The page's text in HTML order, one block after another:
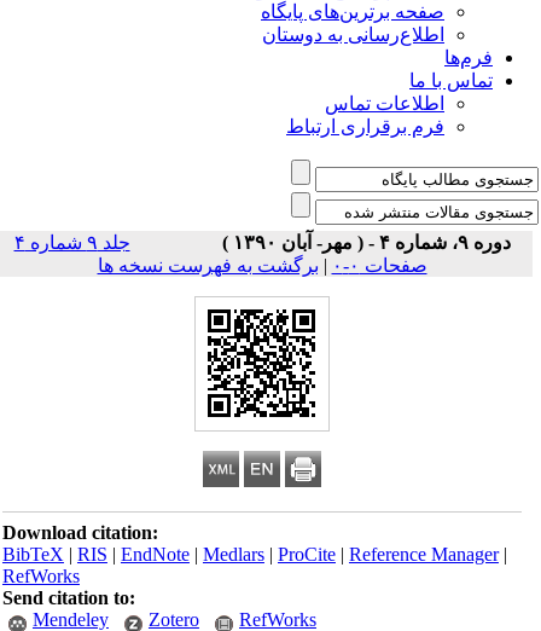
صفحه برترین‌های پایگاه
اطلاع‌رسانی به دوستان
فرم‌ها
تماس با ما
اطلاعات تماس
فرم برقراری ارتباط
دوره ۹، شماره ۴ - ( مهر- آبان ۱۳۹۰ )
جلد ۹ شماره ۴
صفحات ۰-۰
| برگشت به فهرست نسخه ها
Download citation:
BibTeX|RIS|EndNote|Medlars|ProCite|Reference Manager
RefWorks
Send citation to:
Mendeley
Zotero RefWorks